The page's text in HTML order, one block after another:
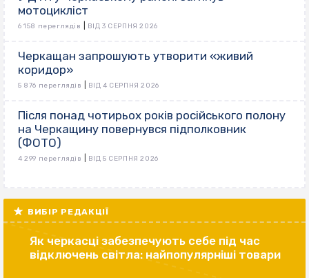
мотоцикліст
6 158 переглядів ВІД 3 СЕРПНЯ 2026
Черкащан запрошують утворити «живий
коридор»
5 876 переглядів ВІД 4 СЕРПНЯ 2026
Після понад чотирьох років російського полону
на Черкащину повернувся підполковник
(ФОТО)
4 299 переглядів ВІД 5 СЕРПНЯ 2026
ВИБІР РЕДАКЦІЇ
Як черкасці забезпечують себе під час
відключень світла: найпопулярніші товари